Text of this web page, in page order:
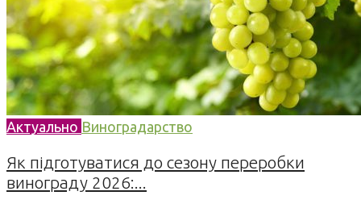
Актуально Виноградарство
Як підготуватися до сезону переробки
винограду 2026:...